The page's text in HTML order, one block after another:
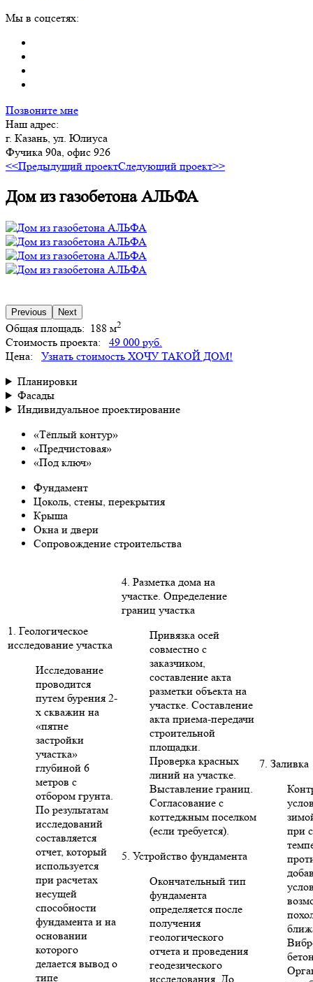
Мы в соцсетях:
Позвоните мне
Наш адрес:
г. Казань, ул. Юлиуса
Фучика 90а, офис 926
<<Предыдущий проектСледующий проект>>
Дом из газобетона АЛЬФА
Previous Next
Общая площадь: 188 м2
Стоимость проекта:
49 000 руб.
Цена:
Узнать стоимость ХОЧУ ТАКОЙ ДОМ!
Планировки
Фасады
Индивидуальное проектирование
«Тёплый контур»
«Предчистовая»
«Под ключ»
Фундамент
Цоколь, стены, перекрытия
Крыша
Окна и двери
Сопровождение строительства
1. Геологическое
исследование участка
Исследование
проводится
путем бурения 2-
х скважин на
«пятне
застройки
участка»
глубиной 6
метров с
отбором грунта.
По результатам
исследований
составляется
отчет, который
используется
при расчетах
несущей
способности
фундамента и на
основании
которого
делается вывод о
типе
4. Разметка дома на
участке. Определение
границ участка
Привязка осей
совместно с
заказчиком,
составление акта
разметки объекта на
участке. Составление
акта приема-передачи
строительной
площадки.
Проверка красных
линий на участке.
Выставление границ.
Согласование с
коттеджным поселком
(если требуется).
5. Устройство фундамента
Окончательный тип
фундамента
определяется после
получения
геологического
отчета и проведения
геодезического
исследования. До
7. Заливка
при